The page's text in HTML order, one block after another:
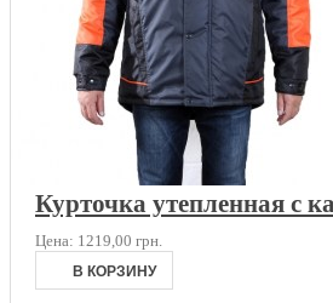
Курточка утепленная с
Цена: 1219,00 грн.